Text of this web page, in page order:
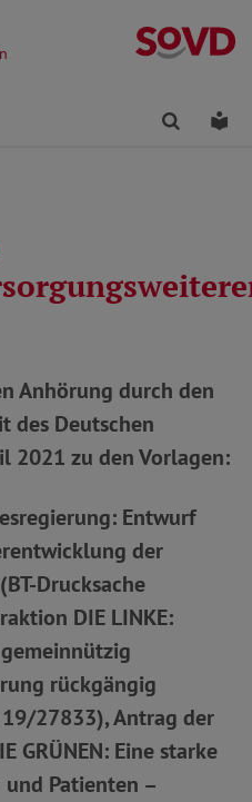
Finden
Anhörung durch den
des Deutschen
2021 zu den Vorlagen:
Entwurf
der
Drucksache
DIE LINKE:
rückgängig
19/27833), Antrag der
GRÜNEN: Eine starke
Patienten –